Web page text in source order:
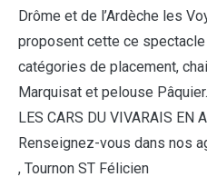
Drôme et de l’Ardèche les
proposent cette ce spectacle
catégories de placement,
Marquisat et pelouse
LES CARS DU VIVARAIS EN
Renseignez-vous dans nos
, Tournon ST Félicien